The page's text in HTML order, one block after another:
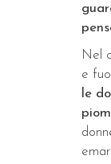
Nel
e
le